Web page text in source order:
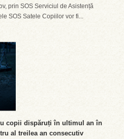
prin SOS Serviciul de Asistență
SOS Satele Copiilor vor fi...
copii dispăruți în ultimul an în
al treilea an consecutiv